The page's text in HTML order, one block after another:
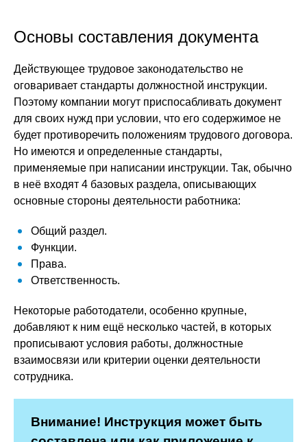
Основы составления документа
Действующее трудовое законодательство не
оговаривает стандарты должностной инструкции.
Поэтому компании могут приспосабливать документ
для своих нужд при условии, что его содержимое не
будет противоречить положениям трудового договора.
Но имеются и определенные стандарты,
применяемые при написании инструкции. Так, обычно
в неё входят 4 базовых раздела, описывающих
основные стороны деятельности работника:
Общий раздел.
Функции.
Права.
Ответственность.
Некоторые работодатели, особенно крупные,
добавляют к ним ещё несколько частей, в которых
прописывают условия работы, должностные
взаимосвязи или критерии оценки деятельности
сотрудника.
Внимание! Инструкция может быть